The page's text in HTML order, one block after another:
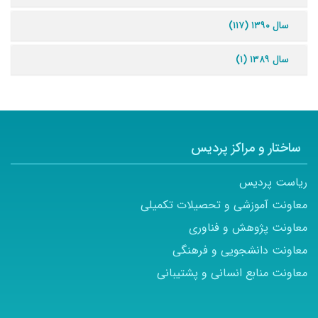
سال ۱۳۹۰ (۱۱۷)
سال ۱۳۸۹ (۱)
ساختار و مراکز پردیس
ریاست پردیس
معاونت آموزشی و تحصیلات تکمیلی
معاونت پژوهش و فناوری
معاونت دانشجویی و فرهنگی
معاونت منابع انسانی و پشتیبانی